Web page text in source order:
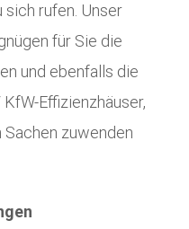
sich rufen. Unser
für Sie die
und ebenfalls die
Effizienzhäuser,
zuwenden